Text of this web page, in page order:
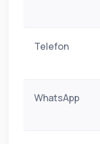
Telefon
WhatsApp